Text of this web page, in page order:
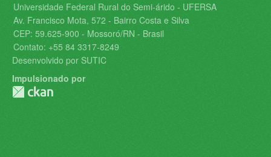
Universidade Federal Rural do Semi-árido - UFERSA
Av. Francisco Mota, 572 - Bairro Costa e Silva
CEP: 59.625-900 - Mossoró/RN - Brasil
Contato: +55 84 3317-8249
Desenvolvido por SUTIC
Impulsionado por